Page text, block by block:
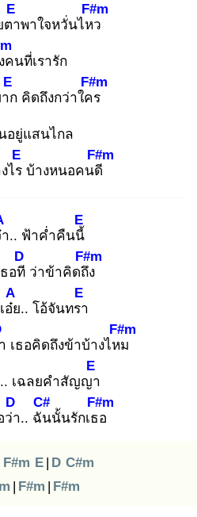
ตา
E
พาใจหวั่นไหว
F#m
คนที่เรารัก
ก
E
คิดถึงกว่าใคร
F#m
อยู่แสนไกล
ไร
E
บ้างหนอคนดี
F#m
.. ฟ้าค่ำคืนนี้
E
อที
D
ว่าข้าคิดถึง
F#m
อ๋ย
A
.. โอ้จันทรา
E
เธอคิดถึงข้าบ้างไหม
F#m
.. เฉลยคำสัญญา
E
ว่า
D
.. ฉัน
C#
นั้นรักเธอ
F#m
F#m E | D C#m
| F#m | F#m